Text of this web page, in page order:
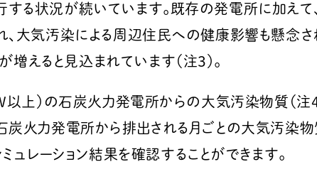
する状況が続いています。既存の発電所に加え
、大気汚染による周辺住民への健康影響も懸念
えると見込まれています（注3）。
上）の石炭火力発電所からの大気汚染物質（注
炭火力発電所から排出される月ごとの大気汚染
ュレーション結果を確認することができます。